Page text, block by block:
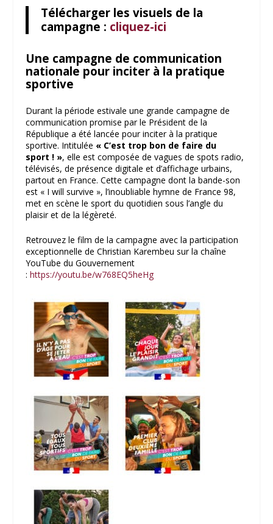
Télécharger les visuels de la
campagne : cliquez-ici
Une campagne de communication
nationale pour inciter à la pratique
sportive
Durant la période estivale une grande campagne de
communication promise par le Président de la
République a été lancée pour inciter à la pratique
sportive. Intitulée « C’est trop bon de faire du
sport ! », elle est composée de vagues de spots radio,
télévisés, de présence digitale et d’affichage urbains,
partout en France. Cette campagne dont la bande-son
est « I will survive », l’inoubliable hymne de France 98,
met en scène le sport du quotidien sous l’angle du
plaisir et de la légèreté.
Retrouvez le film de la campagne avec la participation
exceptionnelle de Christian Karembeu sur la chaîne
YouTube du Gouvernement
:https://youtu.be/w768EQ5heHg